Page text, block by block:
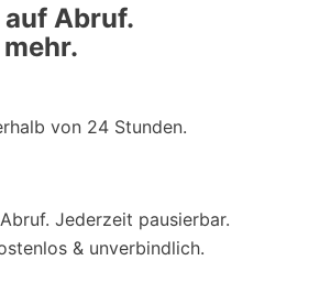
Abruf.
von 24 Stunden.
Jederzeit pausierbar.
& unverbindlich.